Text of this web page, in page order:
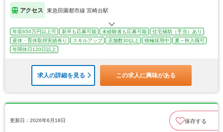
アクセス 東急田園都市線 宮崎台駅
年収650万円以上可 新卒も応募可能 未経験者も応募可能
住宅補助（手当）あり
産休・育休取得実績有り
スキルアップ 店舗数30以上 積極採用中
夏～秋入職可
年間休日120日以上
求人の詳細を見る この求人に興味がある
更新日：2026年6月18日 保存する